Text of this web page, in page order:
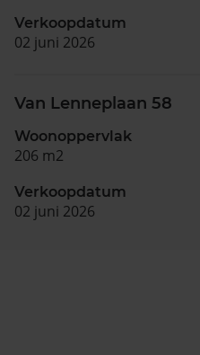
Verkoopdatum
02 juni 2026
Van Lenneplaan 58
Woonoppervlak
206 m2
Verkoopdatum
02 juni 2026